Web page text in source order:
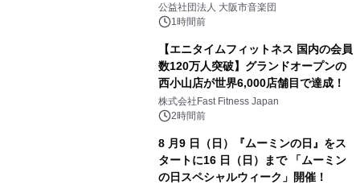
公益社団法人 大阪市音楽団
1時間前
【エニタイムフィットネス 国内の会員
数120万人突破】グランドオープンの
西小山店が世界6,000店舗目で達成！
株式会社Fast Fitness Japan
2時間前
8 月9 日（日）『ムーミンの日』をス
タートに16 日（日）まで 「ムーミン
の日スペシャルウィーク」開催！